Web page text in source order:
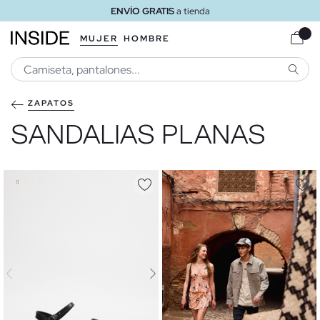
ENVÍO GRATISa tienda
MUJER HOMBRE
ZAPATOS
SANDALIAS PLANAS